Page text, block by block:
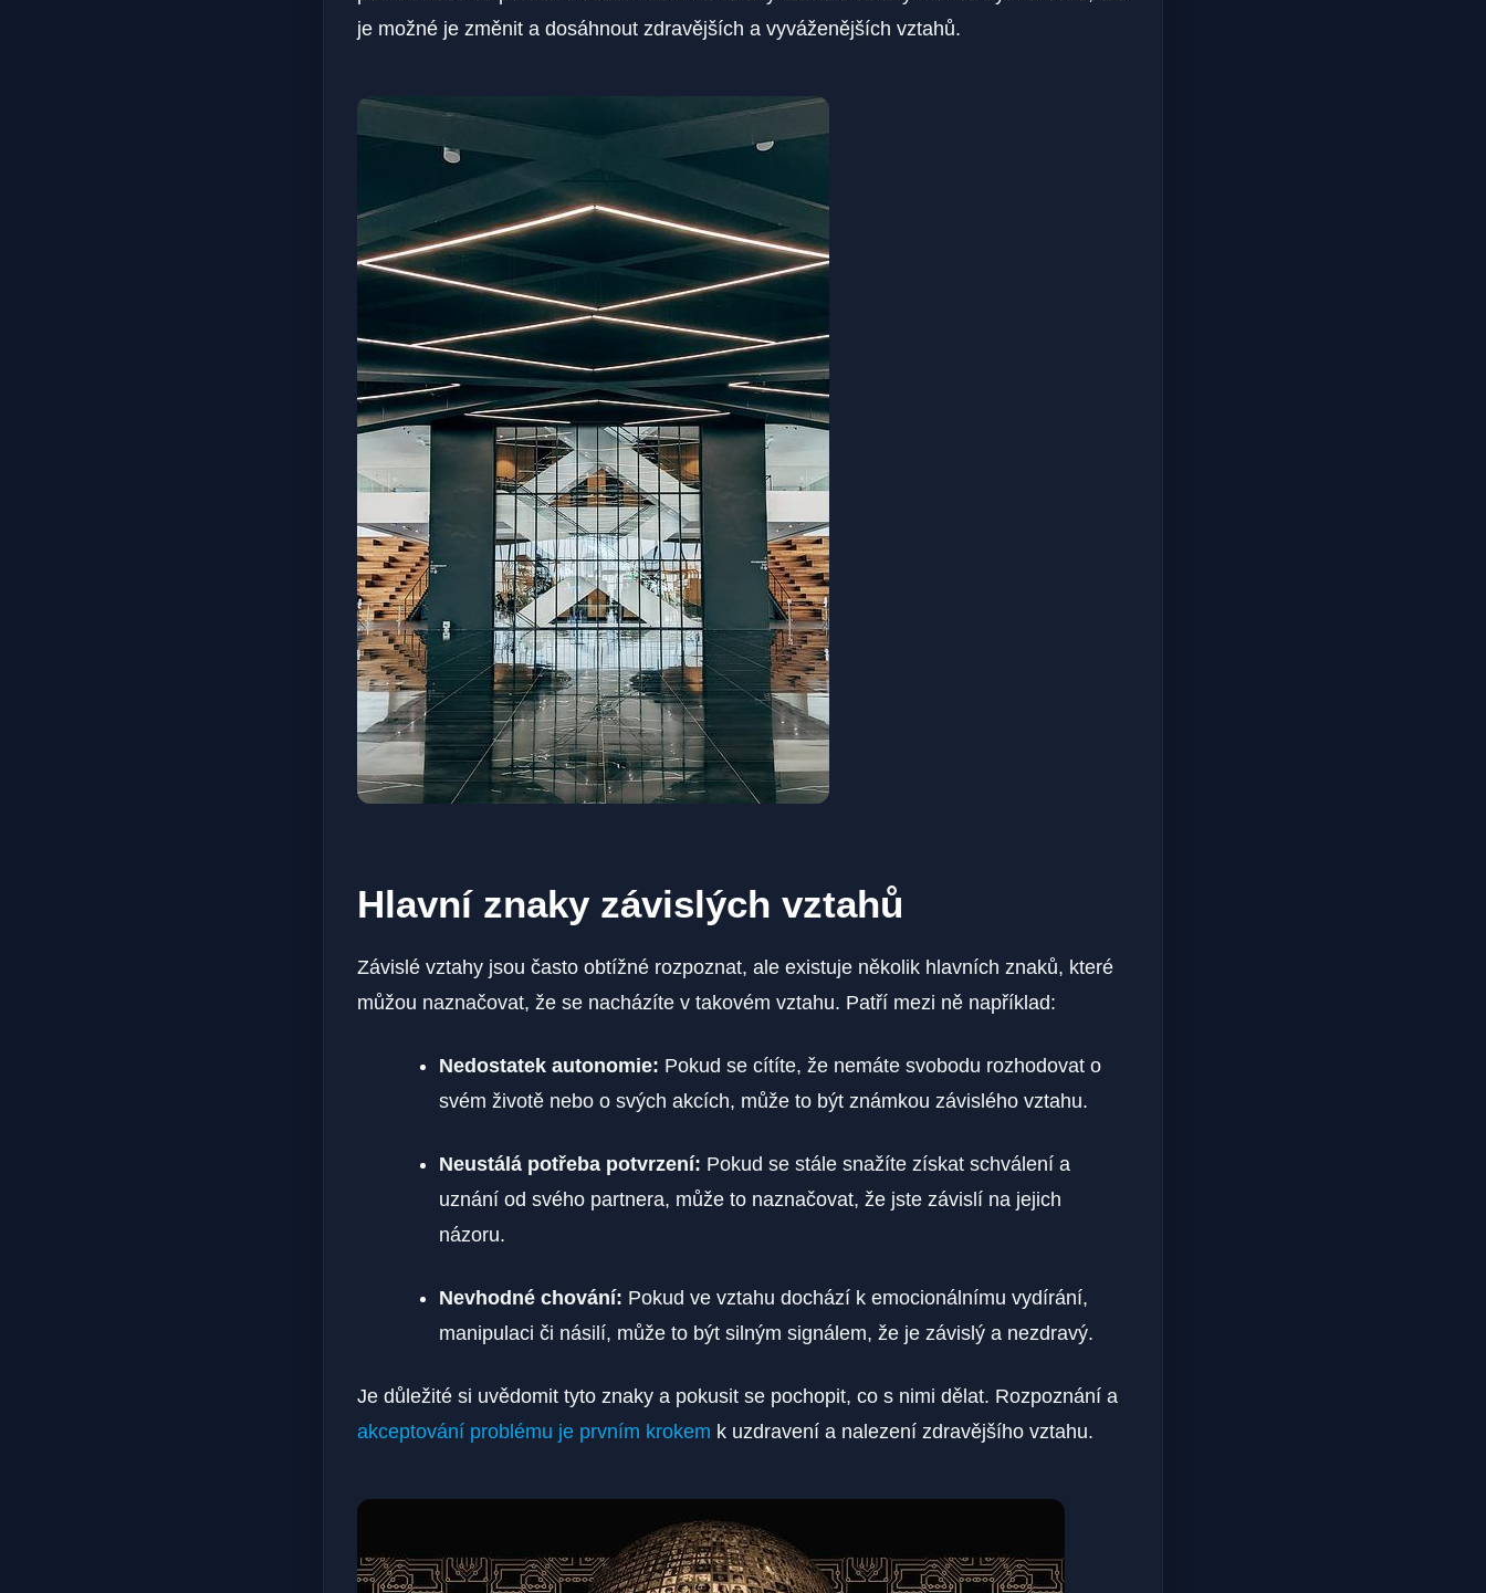
je možné je změnit a dosáhnout zdravějších a vyváženějších vztahů.
Hlavní znaky závislých vztahů
Závislé vztahy jsou často obtížné rozpoznat, ale existuje několik hlavních znaků, které
můžou naznačovat, že se nacházíte v takovém vztahu. Patří mezi ně například:
Nedostatek autonomie: Pokud se cítíte, že nemáte svobodu rozhodovat o
svém životě nebo o svých akcích, může to být známkou závislého vztahu.
Neustálá potřeba potvrzení: Pokud se stále snažíte získat schválení a
uznání od svého partnera, může to naznačovat, že jste závislí na jejich
názoru.
Nevhodné chování: Pokud ve vztahu dochází k emocionálnímu vydírání,
manipulaci či násilí, může to být silným signálem, že je závislý a nezdravý.
Je důležité si uvědomit tyto znaky a pokusit se pochopit, co s nimi dělat. Rozpoznání a
akceptování problému je prvním krokem k uzdravení a nalezení zdravějšího vztahu.